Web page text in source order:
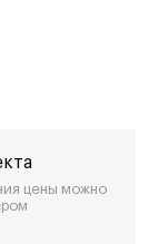
цены можно